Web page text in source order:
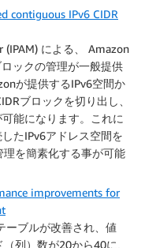
contiguous IPv6 CIDR
(IPAM) による、 Amazon
ックの管理が一般提供
が提供するIPv6空間か
ブロックを切り出し、
能になります。これに
たIPv6アドレス空間を
を簡素化する事が可能
improvements for
ーブルが改善され、値
列）数が20から40に、